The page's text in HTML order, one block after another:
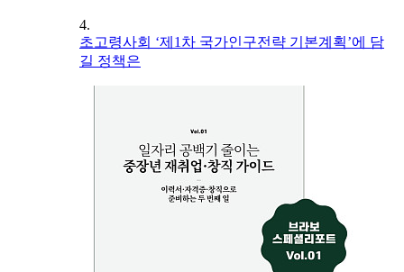
4.
초고령사회 ‘제1차 국가인구전략 기본계획’에 담
길 정책은